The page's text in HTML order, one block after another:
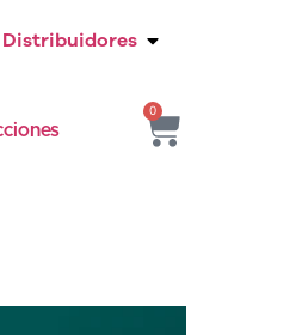
Distribuidores
0